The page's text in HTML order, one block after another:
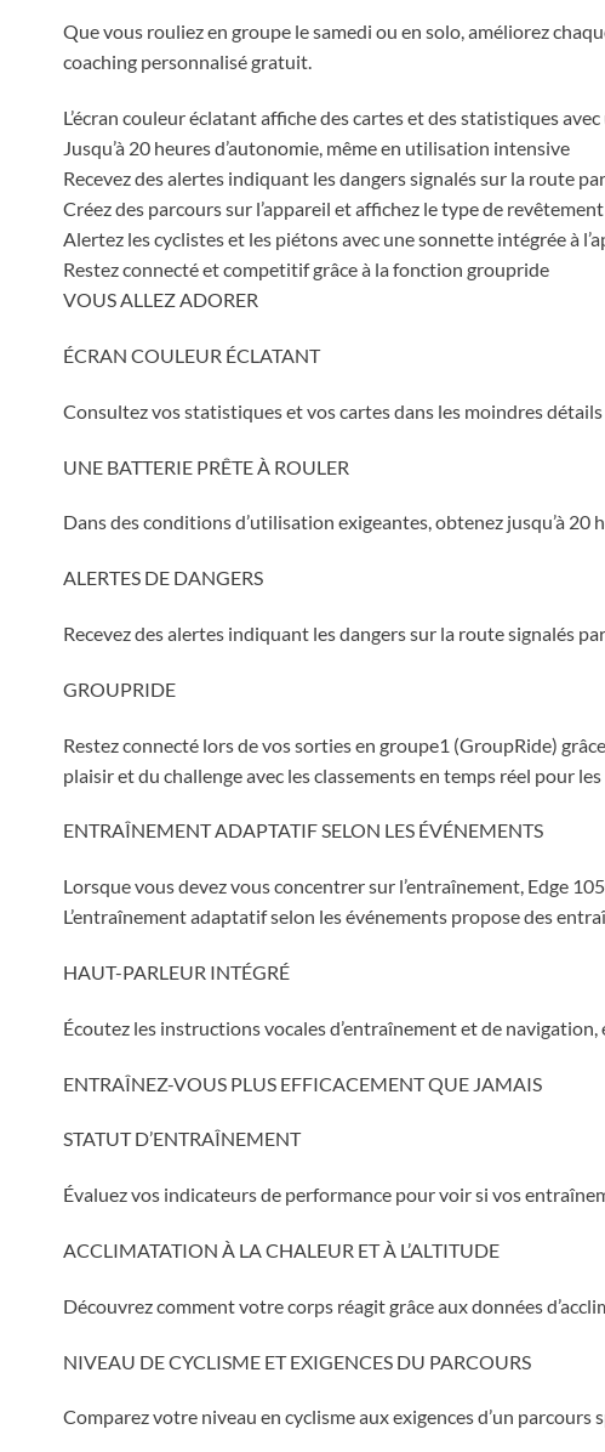
Que vous rouliez en groupe le samedi ou en solo, améliorez
coaching personnalisé gratuit.
L’écran couleur éclatant affiche des cartes et des statistiques
Jusqu’à 20 heures d’autonomie, même en utilisation intensive
Recevez des alertes indiquant les dangers signalés sur la route
Créez des parcours sur l’appareil et affichez le type de
Alertez les cyclistes et les piétons avec une sonnette intégrée à
Restez connecté et competitif grâce à la fonction groupride
VOUS ALLEZ ADORER
ÉCRAN COULEUR ÉCLATANT
Consultez vos statistiques et vos cartes dans les moindres
UNE BATTERIE PRÊTE À ROULER
Dans des conditions d’utilisation exigeantes, obtenez jusqu’à 20
ALERTES DE DANGERS
Recevez des alertes indiquant les dangers sur la route signalés
GROUPRIDE
Restez connecté lors de vos sorties en groupe1 (GroupRide)
plaisir et du challenge avec les classements en temps réel pour
ENTRAÎNEMENT ADAPTATIF SELON LES ÉVÉNEMENTS
Lorsque vous devez vous concentrer sur l’entraînement, Edge
L’entraînement adaptatif selon les événements propose des
HAUT-PARLEUR INTÉGRÉ
Écoutez les instructions vocales d’entraînement et de
ENTRAÎNEZ-VOUS PLUS EFFICACEMENT QUE JAMAIS
STATUT D’ENTRAÎNEMENT
Évaluez vos indicateurs de performance pour voir si vos
ACCLIMATATION À LA CHALEUR ET À L’ALTITUDE
Découvrez comment votre corps réagit grâce aux données
NIVEAU DE CYCLISME ET EXIGENCES DU PARCOURS
Comparez votre niveau en cyclisme aux exigences d’un